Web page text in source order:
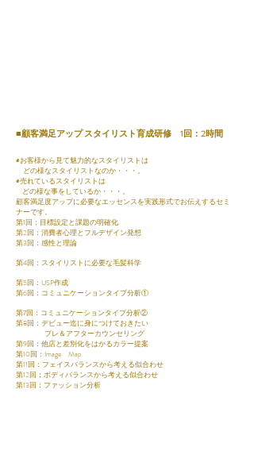
■顧客満足アップ スタイリスト育成研修 1回：2時間
◉お客様から見て魅力的なスタイリストは
どの様なスタイリストなのか・・・。
◉売れているスタイリストは
どの様な事をしているか・・・。
顧客満足度アップに必要なエッセンスを実践形式でお伝えするセミ
ナーです。
第1回：目標設定と課題の明確化
第2回：消費者心理とフルデザイン発想
第3回：感性と理論
第4回：スタイリストに必要な毛髪科学
第5回：USP作成
第6回：コミュニケーションタイプ分析①
第7回：コミュニケーションタイプ分析②
第8回：デビュー迄に身につけておきたい
プレ＆アフターカウンセリング
第9回：他店と差別化をはかるカラー提案
第10回：Image Map
第11回：フェイスバランスから考える似合わせ
第12回：ボディバランスから考える似合わせ
第13回：ファッション分析